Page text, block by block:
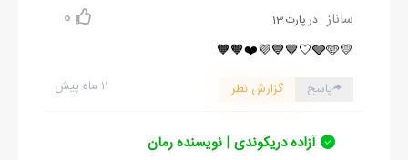
ساناز در پارت 13 0
💛🩶🩵🤍🤎💙💜❤️🧡🧡
۱۱ ماه پیش پاسخ گزارش نظر
آزاده دریکوندی | نویسنده رمان